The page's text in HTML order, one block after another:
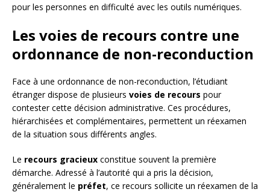
pour les personnes en difficulté avec les outils numériques.
Les voies de recours contre une
ordonnance de non-reconduction
Face à une ordonnance de non-reconduction, l’étudiant
étranger dispose de plusieurs voies de recours pour
contester cette décision administrative. Ces procédures,
hiérarchisées et complémentaires, permettent un réexamen
de la situation sous différents angles.
Le recours gracieux constitue souvent la première
démarche. Adressé à l’autorité qui a pris la décision,
généralement le préfet, ce recours sollicite un réexamen de la